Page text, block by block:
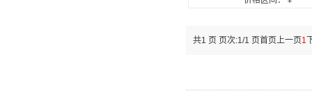
共1 页 页次:1/1 页首页上一页1